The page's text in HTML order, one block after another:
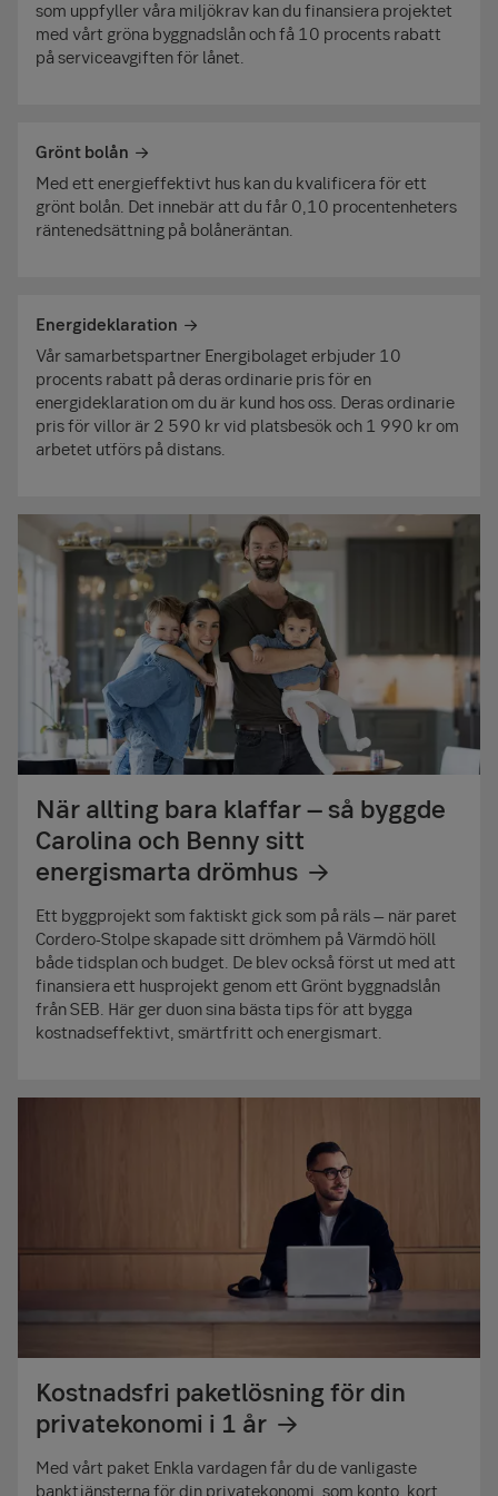
som uppfyller våra miljökrav kan du finansiera projektet
med vårt gröna byggnadslån och få 10 procents rabatt
på serviceavgiften för lånet.
Grönt bolån
Med ett energieffektivt hus kan du kvalificera för ett
grönt bolån. Det innebär att du får 0,10 procentenheters
räntenedsättning på bolåneräntan.
Energideklaration
Vår samarbetspartner Energibolaget erbjuder 10
procents rabatt på deras ordinarie pris för en
energideklaration om du är kund hos oss. Deras ordinarie
pris för villor är 2 590 kr vid platsbesök och 1 990 kr om
arbetet utförs på distans.
När allting bara klaffar – så byggde
Carolina och Benny sitt
energismarta drömhus
Ett byggprojekt som faktiskt gick som på räls – när paret
Cordero-Stolpe skapade sitt drömhem på Värmdö höll
både tidsplan och budget. De blev också först ut med att
finansiera ett husprojekt genom ett Grönt byggnadslån
från SEB. Här ger duon sina bästa tips för att bygga
kostnadseffektivt, smärtfritt och energismart.
Kostnadsfri paketlösning för din
privatekonomi i 1 år
Med vårt paket Enkla vardagen får du de vanligaste
banktjänsterna för din privatekonomi, som konto, kort